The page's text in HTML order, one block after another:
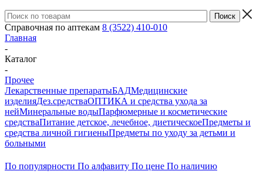
Справочная по аптекам 8 (3522) 410-010
Главная
-
Каталог
-
Прочее
Лекарственные препаратыБАДМедицинские
изделияДез.средстваОПТИКА и средства ухода за
нейМинеральные водыПарфюмерные и косметические
средстваПитание детское, лечебное, диетическоеПредметы и
средства личной гигиеныПредметы по уходу за детьми и
больными
По популярности По алфавиту По цене По наличию